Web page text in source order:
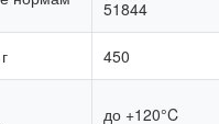
51844
450
до +120°C